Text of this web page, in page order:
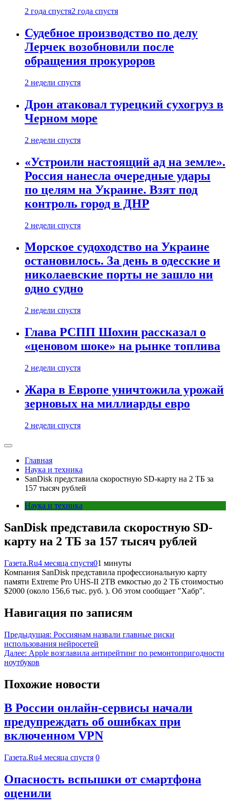
2 года спустя2 года спустя
Судебное производство по делу
Лерчек возобновили после
обращения прокуроров
2 недели спустя
Дрон атаковал турецкий сухогруз в
Черном море
2 недели спустя
«Устроили настоящий ад на земле».
Россия нанесла очередные удары
по целям на Украине. Взят под
контроль город в ДНР
2 недели спустя
Морское судоходство на Украине
остановилось. За день в одесские и
николаевские порты не зашло ни
одно судно
2 недели спустя
Глава РСПП Шохин рассказал о
«ценовом шоке» на рынке топлива
2 недели спустя
Жара в Европе уничтожила урожай
зерновых на миллиарды евро
2 недели спустя
Главная
Наука и техника
SanDisk представила скоростную SD-карту на 2 ТБ за
157 тысяч рублей
Наука и техника
SanDisk представила скоростную SD-
карту на 2 ТБ за 157 тысяч рублей
Газета.Ru4 месяца спустя01 минуты
Компания SanDisk представила профессиональную карту
памяти Extreme Pro UHS-II 2TB емкостью до 2 ТБ стоимостью
$2000 (около 156,6 тыс. руб. ). Об этом сообщает "Хабр".
Навигация по записям
Предыдущая: Россиянам назвали главные риски
использования нейросетей
Далее: Apple возглавила антирейтинг по ремонтопригодности
ноутбуков
Похожие новости
В России онлайн-сервисы начали
предупреждать об ошибках при
включенном VPN
Газета.Ru4 месяца спустя 0
Опасность вспышки от смартфона
оценили